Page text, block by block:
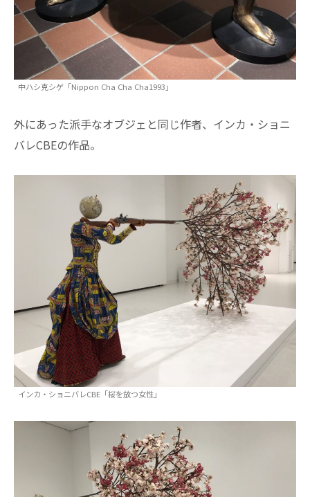
中ハシ克シゲ「Nippon Cha Cha Cha1993」
外にあった派手なオブジェと同じ作者、インカ・ショニ
バレCBEの作品。
インカ・ショニバレCBE「桜を放つ女性」